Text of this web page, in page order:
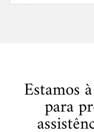
Estamos
para